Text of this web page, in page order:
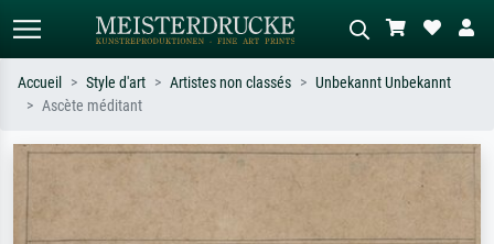
Recherchez par artiste, titre ou style –
abstrait avec beaucoup de rouge,
tableau sombre, nu debout près d'un
Accueil Style d'art Artistes non classés
Unbekannt Unbekannt
Ascète méditant